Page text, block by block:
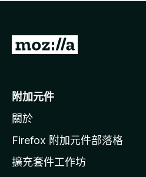
有
前
o
i
l
a
附加元件
關於
Firefox 附加元件部落格
擴充套件工作坊